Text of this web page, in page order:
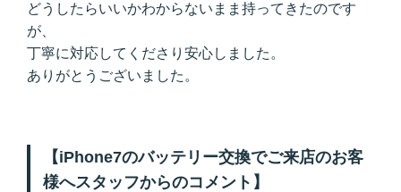
どうしたらいいかわからないまま持ってきたのです
が、
丁寧に対応してくださり安心しました。
ありがとうございました。
【iPhone7のバッテリー交換でご来店のお客
様へスタッフからのコメント】